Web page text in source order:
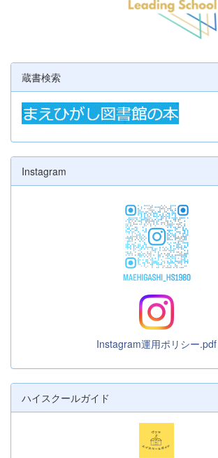
蔵書検索
Instagram
Instagram運用ポリシー.pdf
ハイスクールガイド